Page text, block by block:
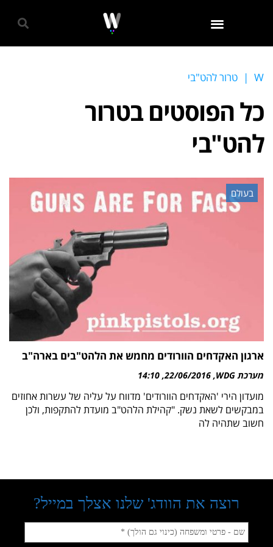
W
| טרור להט"בי
כל הפוסטים בטרור
להט"בי
בעולם
ארגון האקדחים הוורודים מחמש את הלהט"בים בארה"ב
מערכת WDG 22/06/2016
14:10
מועדון הירי 'האקדחים הוורודים' מדווח על עליה של עשרות אחוזים
במבקשים לשאת נשק. "קהילת הלהט"ב מועדת להתקפות, ולכן
חשוב שתהיה לה